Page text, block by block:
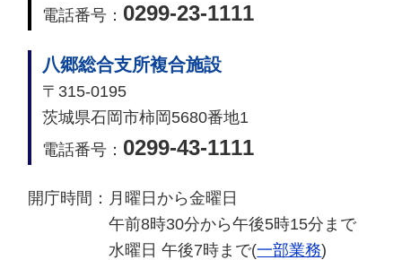
電話番号： 0299-23-1111
八郷総合支所複合施設
〒315-0195
茨城県石岡市柿岡5680番地1
電話番号： 0299-43-1111
開庁時間： 月曜日から金曜日
午前8時30分から午後5時15分まで
水曜日 午後7時まで(一部業務)